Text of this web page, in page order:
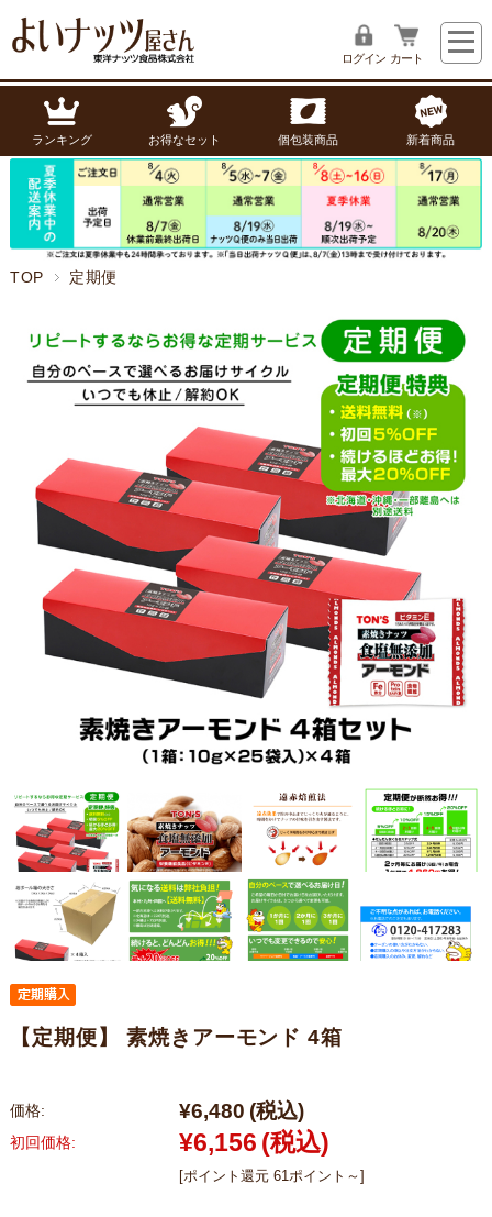
ログイン カート
ランキング お得なセット 個包装商品 新着商品
TOP 定期便
【定期便】 素焼きアーモンド 4箱
価格: ¥6,480 (税込)
初回価格: ¥6,156 (税込)
[ポイント還元 61ポイント～]